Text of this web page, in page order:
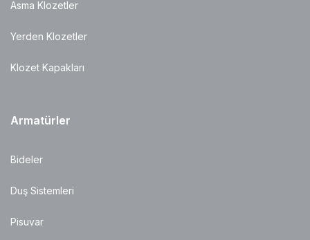
Asma Klozetler
Yerden Klozetler
Klozet Kapakları
Armatürler
Bideler
Duş Sistemleri
Pisuvar